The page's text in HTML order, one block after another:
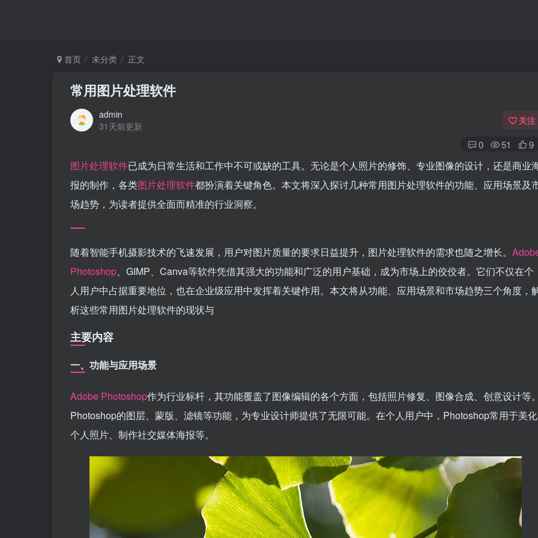
首页 未分类 正文
常用图片处理软件
admin
31天前更新
关注
0 51 9
图片处理软件已成为日常生活和工作中不可或缺的工具。无论是个人照片的修饰、专业图像的设计，还是商业
报的制作，各类图片处理软件都扮演着关键角色。本文将深入探讨几种常用图片处理软件的功能、应用场景及
场趋势，为读者提供全面而精准的行业洞察。
随着智能手机摄影技术的飞速发展，用户对图片质量的要求日益提升，图片处理软件的需求也随之增长。
Photoshop、GIMP、Canva等软件凭借其强大的功能和广泛的用户基础，成为市场上的佼佼者。它们不仅在个
人用户中占据重要地位，也在企业级应用中发挥着关键作用。本文将从功能、应用场景和市场趋势三个角度，
析这些常用图片处理软件的现状与
主要内容
一、功能与应用场景
Adobe Photoshop作为行业标杆，其功能覆盖了图像编辑的各个方面，包括照片修复、图像合成、创意设计等
Photoshop的图层、蒙版、滤镜等功能，为专业设计师提供了无限可能。在个人用户中，Photoshop常用于美化
个人照片、制作社交媒体海报等。